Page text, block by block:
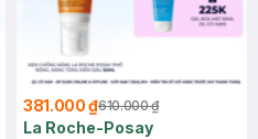
381.000 ₫610.000 ₫
La Roche-Posay